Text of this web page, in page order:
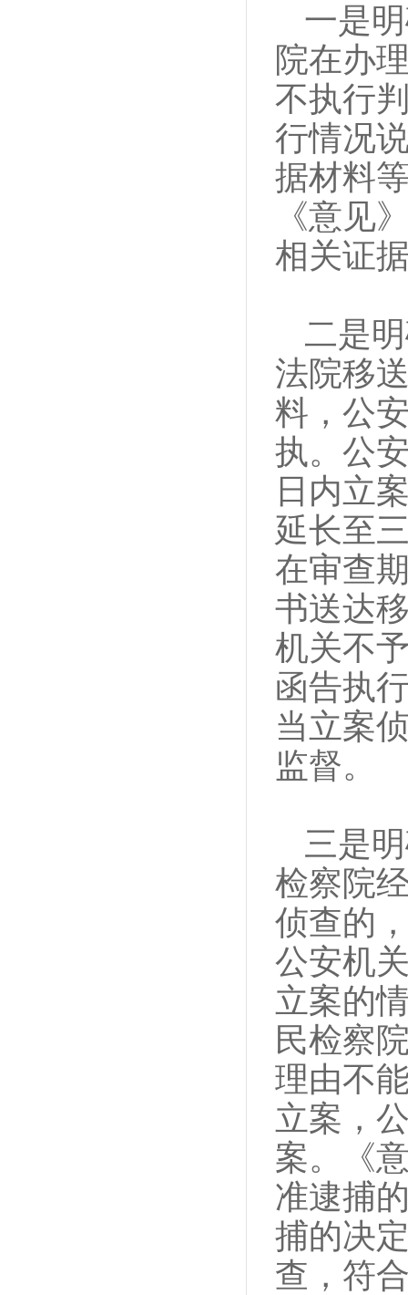
一是
院在办
不执行
行情况
据材料
《意见
相关证
二是
法院移
料，公
执。公
日内立
延长至
在审查
书送达
机关不
函告执
当立案
监督。
三是
检察院
侦查的
公安机
立案的
民检察
理由不
立案，
案。《
准逮捕
捕的决
查，符